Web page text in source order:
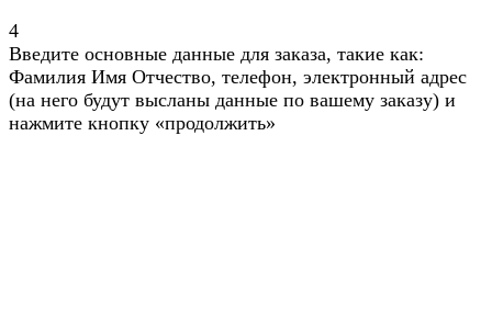
4
Введите основные данные для заказа, такие как:
Фамилия Имя Отчество, телефон, электронный адрес
(на него будут высланы данные по вашему заказу) и
нажмите кнопку «продолжить»